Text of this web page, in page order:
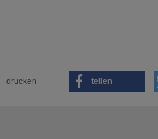
drucken teilen